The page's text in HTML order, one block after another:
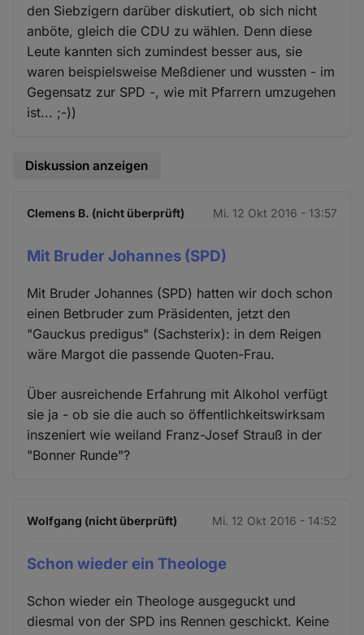
den Siebzigern darüber diskutiert, ob sich nicht
anböte, gleich die CDU zu wählen. Denn diese
Leute kannten sich zumindest besser aus, sie
waren beispielsweise Meßdiener und wussten - im
Gegensatz zur SPD -, wie mit Pfarrern umzugehen
ist... ;-))
Diskussion anzeigen
Clemens B. (nicht überprüft) Mi. 12 Okt 2016 - 13:57
Mit Bruder Johannes (SPD)
Mit Bruder Johannes (SPD) hatten wir doch schon
einen Betbruder zum Präsidenten, jetzt den
"Gauckus predigus" (Sachsterix): in dem Reigen
wäre Margot die passende Quoten-Frau.
Über ausreichende Erfahrung mit Alkohol verfügt
sie ja - ob sie die auch so öffentlichkeitswirksam
inszeniert wie weiland Franz-Josef Strauß in der
"Bonner Runde"?
Wolfgang (nicht überprüft) Mi. 12 Okt 2016 - 14:52
Schon wieder ein Theologe
Schon wieder ein Theologe ausgeguckt und
diesmal von der SPD ins Rennen geschickt. Keine